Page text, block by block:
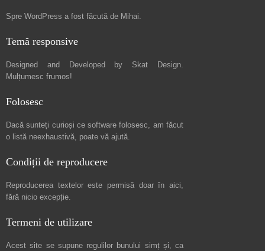
Spre WordPress a fost făcută de Mihai.
Temă responsive
Designed and Developed by Skat Design.
Mulțumesc frumos!
Folosesc
Dacă sunteți curioși ce software folosesc, am făcut
o listă neexhaustivă, poate vă ajută.
Condiții de reproducere
Reproducerea textelor este permisă doar în aici,
fără nicio excepție.
Termeni de utilizare
Acest site se supune regulilor bunului simț și, ca